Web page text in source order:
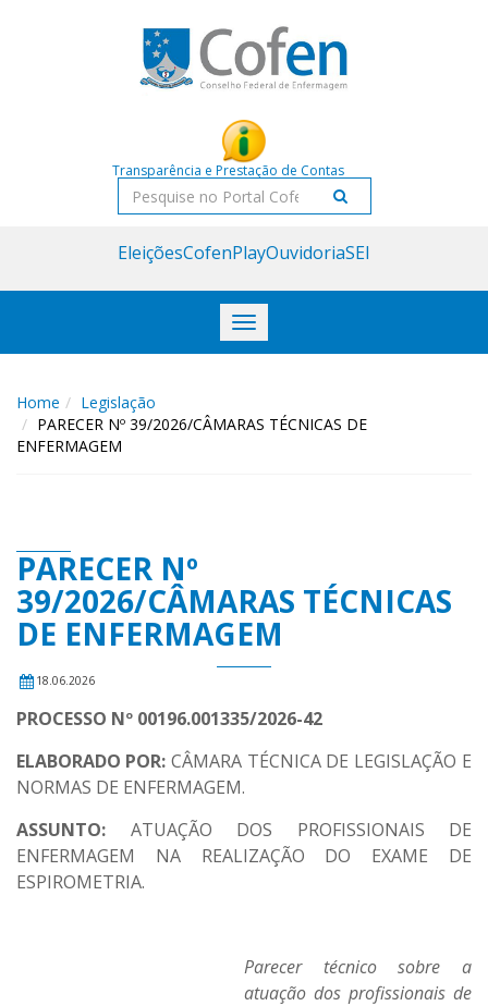
Transparência e Prestação de Contas
Pesquisar
EleiçõesCofenPlayOuvidoriaSEI
Toggle
navigation
Home
Legislação
PARECER Nº 39/2026/CÂMARAS TÉCNICAS DE
ENFERMAGEM
PARECER Nº
39/2026/CÂMARAS TÉCNICAS
DE ENFERMAGEM
18.06.2026
PROCESSO Nº 00196.001335/2026-42
ELABORADO POR: CÂMARA TÉCNICA DE LEGISLAÇÃO E
NORMAS DE ENFERMAGEM.
ASSUNTO: ATUAÇÃO DOS PROFISSIONAIS DE
ENFERMAGEM NA REALIZAÇÃO DO EXAME DE
ESPIROMETRIA.
Parecer técnico sobre a
atuação dos profissionais de